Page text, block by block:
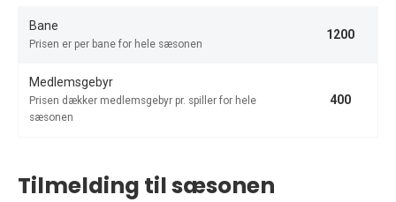
Bane
Prisen er per bane for hele sæsonen
1200
Medlemsgebyr
Prisen dækker medlemsgebyr pr. spiller for hele
sæsonen
400
Tilmelding til sæsonen